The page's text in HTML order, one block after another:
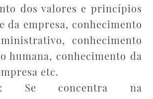
dos valores e princípios
da empresa, conhecimento
conhecimento
humana, conhecimento da
etc.
Se concentra na